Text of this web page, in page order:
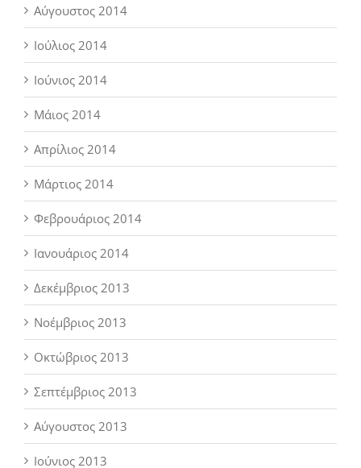
Αύγουστος 2014
Ιούλιος 2014
Ιούνιος 2014
Μάιος 2014
Απρίλιος 2014
Μάρτιος 2014
Φεβρουάριος 2014
Ιανουάριος 2014
Δεκέμβριος 2013
Νοέμβριος 2013
Οκτώβριος 2013
Σεπτέμβριος 2013
Αύγουστος 2013
Ιούνιος 2013